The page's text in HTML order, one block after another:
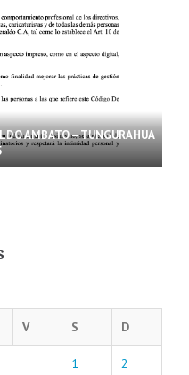
AMBATO – TUNGURAHUA
V S D
1 2